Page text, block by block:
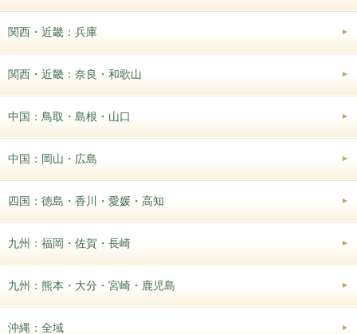
関西・近畿：兵庫
関西・近畿：奈良・和歌山
中国：鳥取・島根・山口
中国：岡山・広島
四国：徳島・香川・愛媛・高知
九州：福岡・佐賀・長崎
九州：熊本・大分・宮崎・鹿児島
沖縄：全域